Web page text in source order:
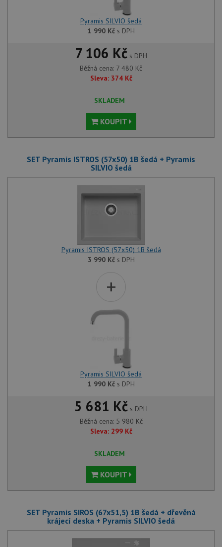
Pyramis SILVIO šedá
1 990 Kčs DPH
7 106 Kč s DPH
Běžná cena: 7 480 Kč
Sleva: 374 Kč
SKLADEM
KOUPIT
SET Pyramis ISTROS (57x50) 1B šedá + Pyramis
SILVIO šedá
Pyramis ISTROS (57x50) 1B šedá
3 990 Kčs DPH
+
Pyramis SILVIO šedá
1 990 Kčs DPH
5 681 Kč s DPH
Běžná cena: 5 980 Kč
Sleva: 299 Kč
SKLADEM
KOUPIT
SET Pyramis SIROS (67x51,5) 1B šedá + dřevěná
krájecí deska + Pyramis SILVIO šedá